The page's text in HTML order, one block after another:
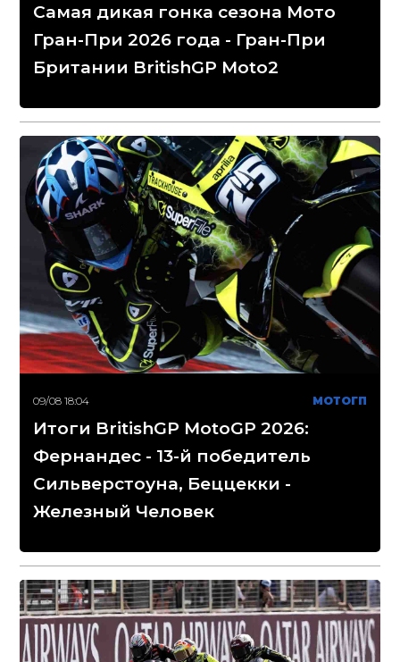
Самая дикая гонка сезона Мото
Гран-При 2026 года - Гран-При
Британии BritishGP Moto2
09/08 18:04 МОТОГП
Итоги BritishGP MotoGP 2026:
Фернандес - 13-й победитель
Сильверстоуна, Беццекки -
Железный Человек